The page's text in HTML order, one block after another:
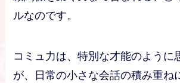
ルなのです。
コミュ力は、特別な才能のように
が、日常の小さな会話の積み重ね